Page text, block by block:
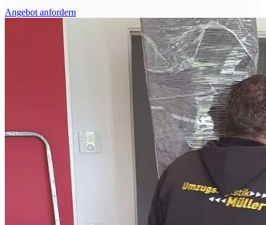
Angebot anfordern